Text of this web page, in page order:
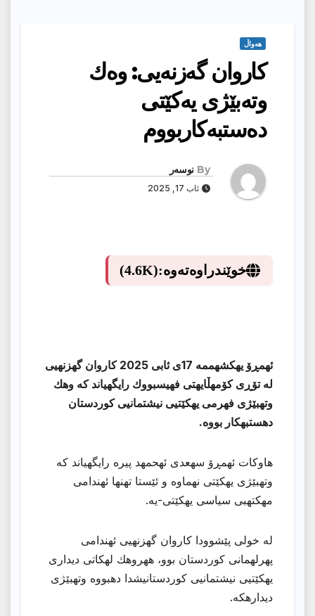
هەواڵ
كاروان گه‌زنه‌یی: وه‌ك
وته‌بێژی‌ یه‌كێتی‌
ده‌ستبه‌كاربووم
By نوسەر
ئاب 17, 2025
خوێندراوەتەوە:(4.6K)
ئهمڕۆ یهكشهممه 17ی ئابی 2025 كاروان گهزنهیی
له تۆڕی كۆمهڵایهتی فهیسبووك رایگهیاند كه وهك
وتهبێژی فهرمی یهكێتیی نیشتمانیی كوردستان
دهستبهكار بووه.
هاوكات ئهمڕۆ سهعدی ئهحمهد پیره رایگهیاند كه
وتهبێژی یهكێتی نهماوه و ئێستا تهنها ئهندامی
مهكتهبی سیاسی یهكێتی-یه.
له خولی پێشوودا كاروان گهزنهیی ئهندامی
پهرلهمانی كوردستان بوو، ههروهك لهكاتی دیداری
یهكێتیی نیشتمانیی كوردستانیشدا دهبووه وتهبێژی
دیدارهكه.